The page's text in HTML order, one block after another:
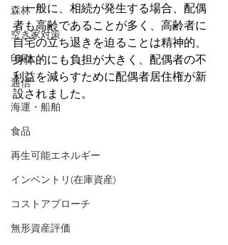
森林
空き家対策
印刷
通信
海運・船舶
食品
再生可能エネルギー
インベントリ(在庫資産)
コストアプローチ
無形資産評価
一般に、相続が発生する場合、配偶
者も高齢であることが多く、高齢者に
自宅の立ち退きを迫ることは精神的、
身体的にも負担が大きく、配偶者の不
利益を減らすために配偶者居住権が新
設されました。